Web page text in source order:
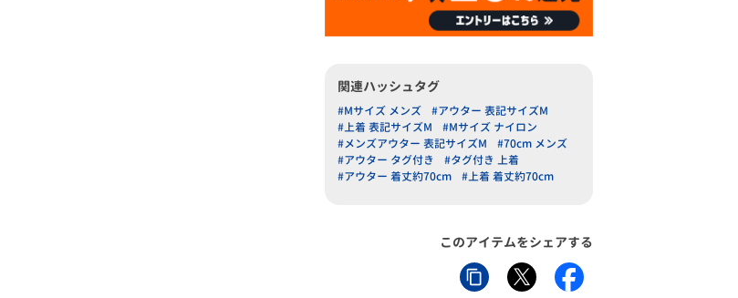
関連ハッシュタグ
#Mサイズ メンズ
#アウター 表記サイズM
#上着 表記サイズM
#Mサイズ ナイロン
#メンズアウター 表記サイズM
#70cm メンズ
#アウター タグ付き
#タグ付き 上着
#アウター 着丈約70cm
#上着 着丈約70cm
このアイテムをシェアする